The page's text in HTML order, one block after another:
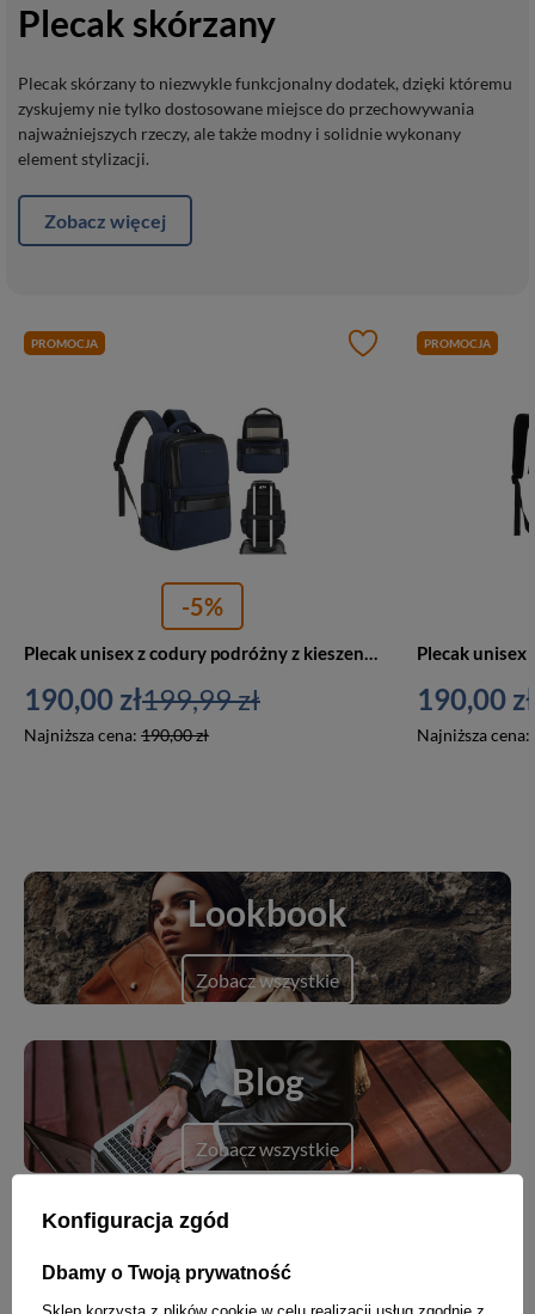
PROMOCJA
-5%
Plecak unisex z codury podróżny z kieszenią na laptopa Peterson HY243 granatowy
190,00 zł
Najniższa cena: 190,00 zł
199,99 zł
PROMOCJA
190,00 zł
Najniższa cena:
Plecak skórzany
Plecak skórzany to niezwykle funkcjonalny dodatek, dzięki któremu
zyskujemy nie tylko dostosowane miejsce do przechowywania
najważniejszych rzeczy, ale także modny i solidnie wykonany
element stylizacji.
Zobacz więcej
Lookbook
Zobacz wszystkie
Blog
Zobacz wszystkie
Nowości
Konfiguracja zgód
Dbamy o Twoją prywatność